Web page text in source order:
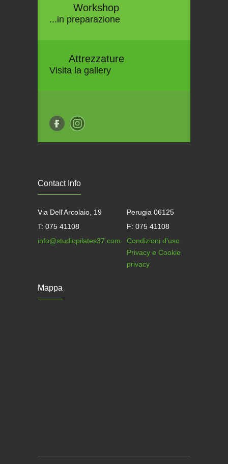
Workshop
...in preparazione
Attrezzature
Visita la gallery
Contact Info
Via Dell'Arcolaio, 19
Perugia 06125
T: 075 41108
F: 075 41108
info@studiopilates37.com
Condizioni d'uso
Privacy e Cookie
privacy
Mappa